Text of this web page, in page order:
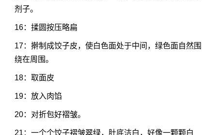
剂子。
16：揉圆按压略扁
17：擀制成饺子皮，使白色面处于中间，绿色面自然围
绕在周围。
18：取面皮
19：放入肉馅
20：对折包好褶皱。
21：一个个饺子褶皱翠绿，肚底洁白，好像一颗颗白